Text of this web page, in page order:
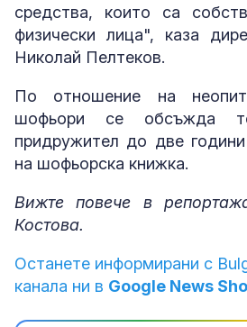
средства, които са
физически лица", каза
Николай Пелтеков.
По отношение на
шофьори се обсъжда
придружител до две
на шофьорска книжка.
Вижте повече в
Костова.
Останете информирани с
канала ни в Google News